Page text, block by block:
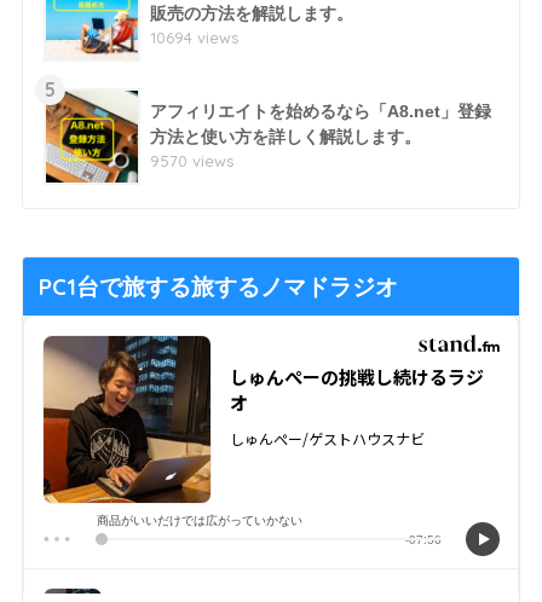
販売の方法を解説します。
10694 views
5
アフィリエイトを始めるなら「A8.net」登録
方法と使い方を詳しく解説します。
9570 views
PC1台で旅する旅するノマドラジオ